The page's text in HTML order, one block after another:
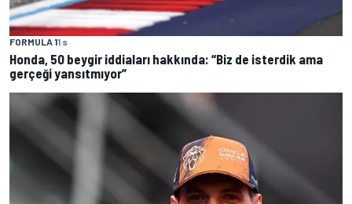
FORMULA 11 s
Honda, 50 beygir iddiaları hakkında: “Biz de isterdik ama
gerçeği yansıtmıyor”